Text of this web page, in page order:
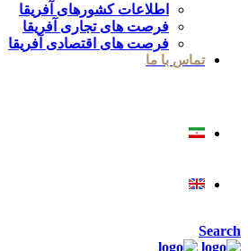
اطلاعات کشورهای آفریقا
فرصت های تجاری آفریقا
فرصت های اقتصادی آفریقا
تماس با ما
Search